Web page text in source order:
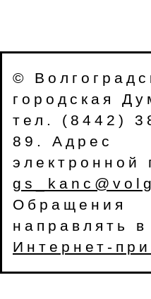
©
городская
тел. (8442)
89. Адрес
электронной
Обращения
направлять в
Интернет-